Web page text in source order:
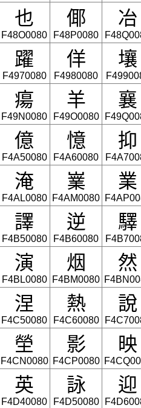
也
F48O0080
倻
F48P0080
冶
躍
F4970080
佯
F4980080
壤
瘍
F49N0080
羊
F49O0080
襄
億
F4A50080
憶
F4A60080
抑
淹
F4AL0080
嶪
F4AM0080
業
譯
F4B50080
逆
F4B60080
驛
演
F4BL0080
烟
F4BM0080
然
涅
F4C50080
熱
F4C60080
說
塋
F4CN0080
影
F4CP0080
映
英
F4D40080
詠
F4D50080
迎